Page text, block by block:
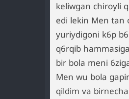
keliwgan chiroyli
edi lekin Men tan
yuriydigoni k6p
q6rqib
bir bola meni
Men wu bola
qildim va